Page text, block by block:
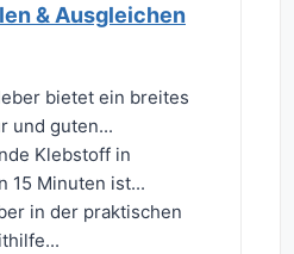
& Ausgleichen
bietet ein breites
und guten...
Klebstoff in
15 Minuten ist...
in der praktischen